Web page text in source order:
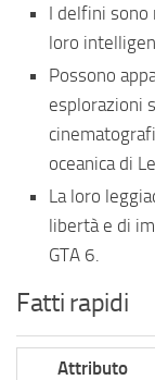
I delfini sono
loro
Possono
esplorazioni
oceanica di
La loro
libertà e di
GTA 6.
Fatti rapidi
Attributo